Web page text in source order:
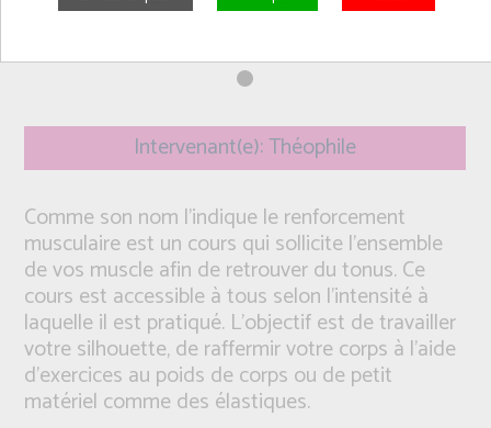
Intervenant(e): Théophile
Comme son nom l’indique le renforcement
musculaire est un cours qui sollicite l’ensemble
de vos muscle afin de retrouver du tonus. Ce
cours est accessible à tous selon l’intensité à
laquelle il est pratiqué. L’objectif est de travailler
votre silhouette, de raffermir votre corps à l’aide
d’exercices au poids de corps ou de petit
matériel comme des élastiques.